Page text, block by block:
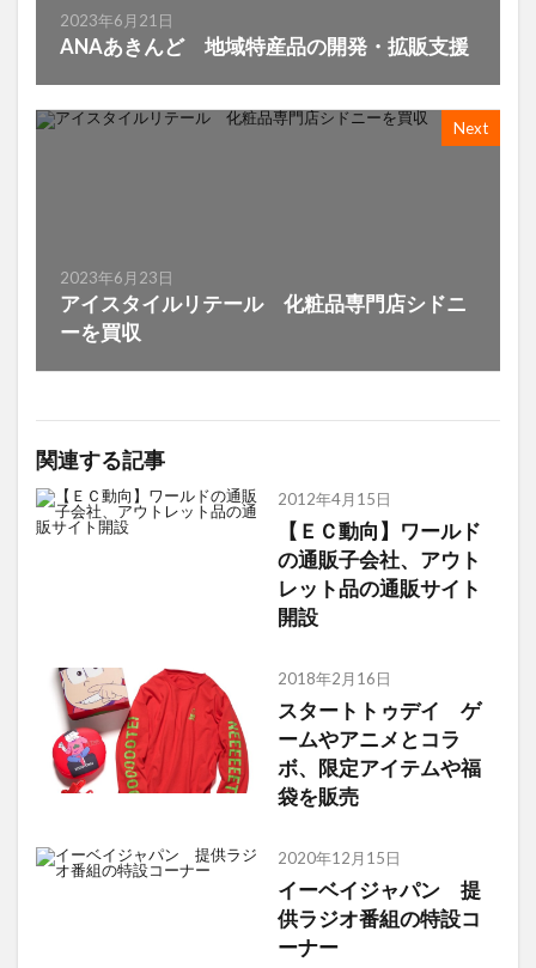
2023年6月21日
ANAあきんど 地域特産品の開発・拡販支援
Next
2023年6月23日
アイスタイルリテール 化粧品専門店シドニ
ーを買収
関連する記事
2012年4月15日
【ＥＣ動向】ワールド
の通販子会社、アウト
レット品の通販サイト
開設
2018年2月16日
スタートトゥデイ ゲ
ームやアニメとコラ
ボ、限定アイテムや福
袋を販売
2020年12月15日
イーベイジャパン 提
供ラジオ番組の特設コ
ーナー